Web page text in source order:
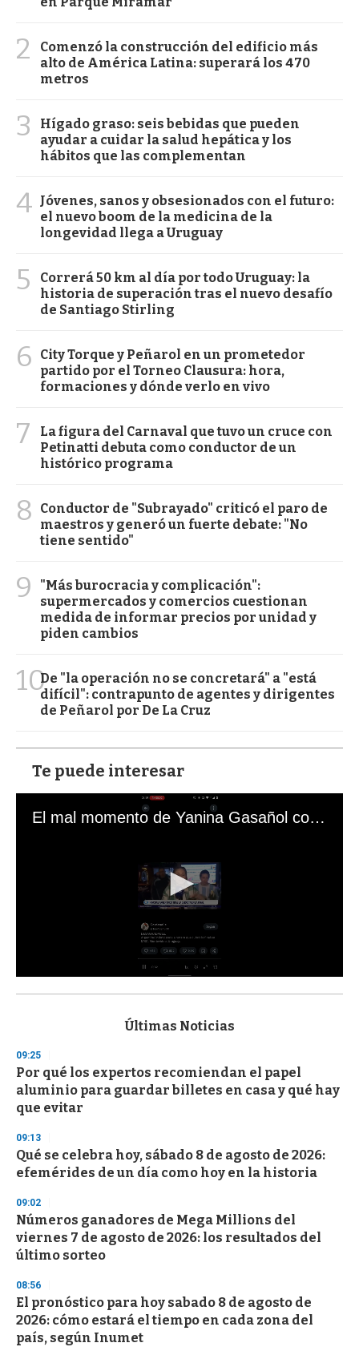
2
Comenzó la construcción del edificio más
alto de América Latina: superará los 470
metros
3
Hígado graso: seis bebidas que pueden
ayudar a cuidar la salud hepática y los
hábitos que las complementan
4 Jóvenes, sanos y obsesionados con el futuro:
el nuevo boom de la medicina de la
longevidad llega a Uruguay
5
Correrá 50 km al día por todo Uruguay: la
historia de superación tras el nuevo desafío
de Santiago Stirling
6
City Torque y Peñarol en un prometedor
partido por el Torneo Clausura: hora,
formaciones y dónde verlo en vivo
7
La figura del Carnaval que tuvo un cruce con
Petinatti debuta como conductor de un
histórico programa
8
Conductor de "Subrayado" criticó el paro de
maestros y generó un fuerte debate: "No
tiene sentido"
9
"Más burocracia y complicación":
supermercados y comercios cuestionan
medida de informar precios por unidad y
piden cambios
10De "la operación no se concretará" a "está
difícil": contrapunto de agentes y dirigentes
de Peñarol por De La Cruz
Te puede interesar
El mal momento de Yanina Gasañol con un hincha argentino en "Subrayado"
s
d
s
o
f
3
s
e
c
o
d
s
Últimas Noticias
09:25
Por qué los expertos recomiendan el papel
aluminio para guardar billetes en casa y qué hay
que evitar
09:13
Qué se celebra hoy, sábado 8 de agosto de 2026:
efemérides de un día como hoy en la historia
09:02
Números ganadores de Mega Millions del
viernes 7 de agosto de 2026: los resultados del
último sorteo
08:56
El pronóstico para hoy sabado 8 de agosto de
2026: cómo estará el tiempo en cada zona del
país, según Inumet